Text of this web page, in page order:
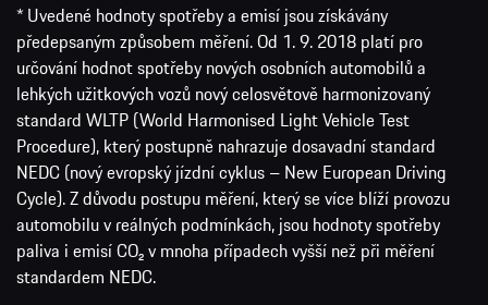
* Uvedené hodnoty spotřeby a emisí jsou získávány
předepsaným způsobem měření. Od 1. 9. 2018 platí pro
určování hodnot spotřeby nových osobních automobilů a
lehkých užitkových vozů nový celosvětově harmonizovaný
standard WLTP (World Harmonised Light Vehicle Test
Procedure), který postupně nahrazuje dosavadní standard
NEDC (nový evropský jízdní cyklus – New European Driving
Cycle). Z důvodu postupu měření, který se více blíží provozu
automobilu v reálných podmínkách, jsou hodnoty spotřeby
paliva i emisí CO₂ v mnoha případech vyšší než při měření
standardem NEDC.